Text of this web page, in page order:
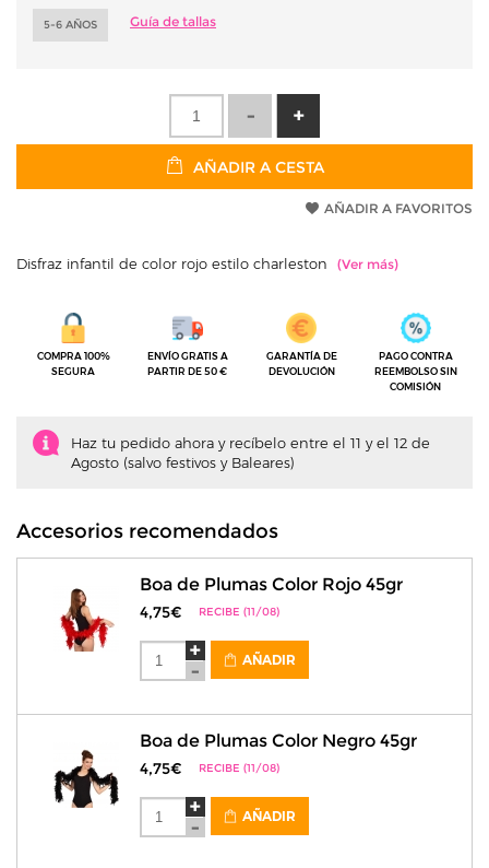
5-6 AÑOS Guía de tallas
AÑADIR A CESTA
AÑADIR A FAVORITOS
Disfraz infantil de color rojo estilo charleston
COMPRA 100%
SEGURA
ENVÍO GRATIS A
PARTIR DE 50 €
GARANTÍA DE
DEVOLUCIÓN
PAGO CONTRA
REEMBOLSO SIN
COMISIÓN
Haz tu pedido ahora y recíbelo entre el 11 y el 12 de
Agosto (salvo festivos y Baleares)
Accesorios recomendados
Boa de Plumas Color Rojo 45gr
4,75€ RECIBE (11/08)
AÑADIR
Boa de Plumas Color Negro 45gr
4,75€ RECIBE (11/08)
AÑADIR